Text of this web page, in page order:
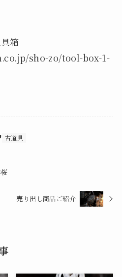
箱
sho-zo/tool-box-1-
古道具
売り出し商品ご紹介